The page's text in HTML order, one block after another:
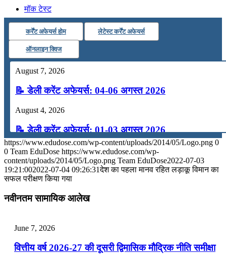
मॉक टेस्ट
टुडेज जीके
Menu Menu
कर्रेंट अफेयर्स होम लेटेस्ट कर्रेंट अफेयर्स
ऑनलाइन क्विज
August 7, 2026
📝 डेली करेंट अफेयर्स: 04-06 अगस्त 2026
August 4, 2026
📝 डेली करेंट अफेयर्स: 01-03 अगस्त 2026
July 31, 2026
📝 डेली करेंट अफेयर्स: 28-31 जुलाई 2026
July 25, 2026
📝 डेली करेंट अफेयर्स: 22-24 जुलाई 2026
https://www.edudose.com/wp-content/uploads/2014/05/Logo.png 0
0 Team EduDose https://www.edudose.com/wp-
content/uploads/2014/05/Logo.png Team EduDose2022-07-03
19:21:002022-07-04 09:26:31देश का पहला मानव रहित लड़ाकू विमान का
सफल परीक्षण किया गया
नवीनतम सामायिक आलेख
June 7, 2026
वित्तीय वर्ष 2026-27 की दूसरी द्विमासिक मौद्रिक नीति समीक्षा